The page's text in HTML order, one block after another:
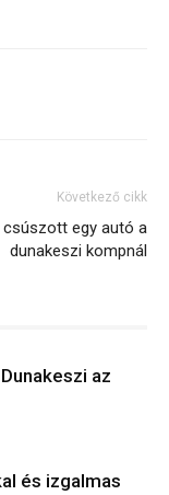
Következő cikk
csúszott egy autó a
dunakeszi kompnál
az
és izgalmas